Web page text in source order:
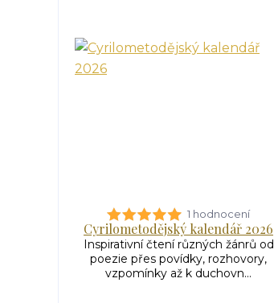
1 hodnocení
Cyrilometodějský kalendář 2026
Inspirativní čtení různých žánrů od
poezie přes povídky, rozhovory,
vzpomínky až k duchovn...